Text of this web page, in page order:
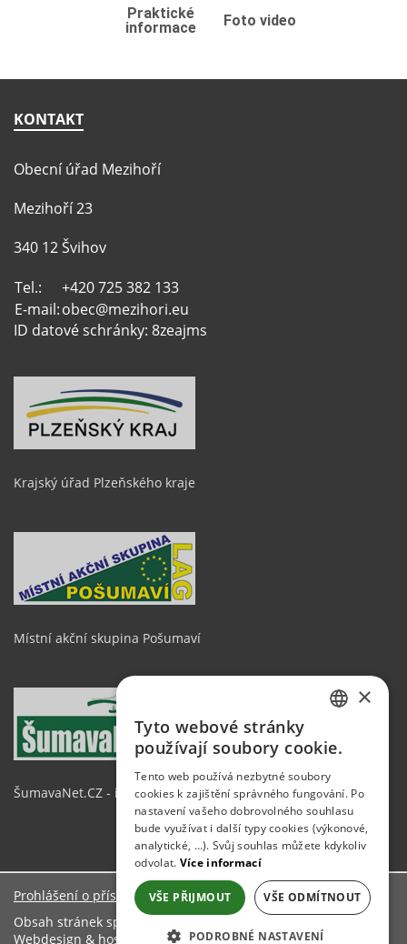
Praktické
informace
Foto video
KONTAKT
Obecní úřad Mezihoří
Mezihoří 23
340 12 Švihov
Tel.:
+420 725 382 133
E-mail:obec@mezihori.eu
ID datové schránky: 8zeajms
Krajský úřad Plzeňského kraje
Místní akční skupina Pošumaví
ŠumavaNet.CZ - informace o regionu
Prohlášení o přístupnosti
Obsah stránek spravuje: Obecní úřad Mezihoří
Webdesign & hosting:
ŠumavaNet.CZ
ENGLISH
×
Tyto webové stránky
používají soubory cookie.
Tento web používá nezbytné soubory
cookies k zajištění správného fungování. Po
nastavení vašeho dobrovolného souhlasu
bude využívat i další typy cookies (výkonové,
analytické, …). Svůj souhlas můžete kdykoliv
odvolat. Více informací
VŠE PŘIJMOUT VŠE ODMÍTNOUT
PODROBNÉ NASTAVENÍ